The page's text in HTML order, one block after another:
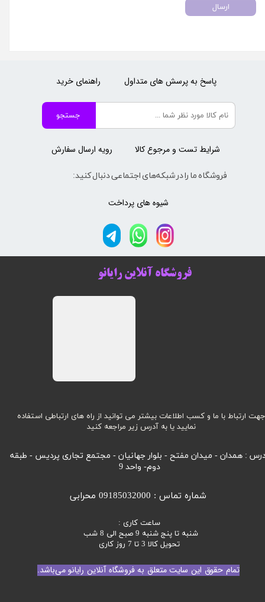
ارسال
تمام حقوق این سایت متعلق به فروشگاه آنلاین رایانو می‌باشد.
جهت ارتباط با ما و کسب اطلاعات بیشتر می توانید از راه های ارتباطی استفاده
نمایید یا به آدرس زیر مراجعه کنید
: همدان - میدان مفتح - بلوار جهانیان - مجتمع تجاری پردیس - طبقه
دوم- واحد 9
ساعت کاری :
شنبه تا پنج شنبه 9 صبح الی 8 شب
تحویل کالا 3 تا 7 روز کاری
شماره تماس : 09185032000 محرابی
فروشگاه آنلاین رایانو
جستجو
فروشگاه ما را در شبکه‌های اجتماعی دنبال کنید:
رویه ارسال سفارش
راهنمای خرید
شیوه های پرداخت
پاسخ به پرسش های متداول
شرایط تست و مرجوع کالا